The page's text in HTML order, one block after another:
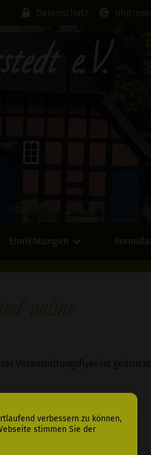
verbessern zu können,
stimmen Sie der
Datenschutz
e.V.
Einrichtungen
online